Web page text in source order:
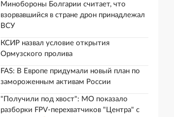
Минобороны Болгарии считает, что
взорвавшийся в стране дрон принадлежал
ВСУ
КСИР назвал условие открытия
Ормузского пролива
FAS: В Европе придумали новый план по
замороженным активам России
"Получили под хвост": МО показало
разборки FPV-перехватчиков "Центра" с